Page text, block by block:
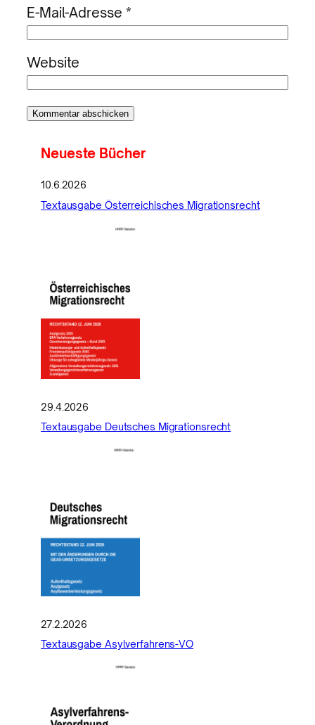
E-Mail-Adresse *
Website
Neueste Bücher
10.6.2026
Textausgabe Österreichisches Migrationsrecht
29.4.2026
Textausgabe Deutsches Migrationsrecht
27.2.2026
Textausgabe Asylverfahrens-VO